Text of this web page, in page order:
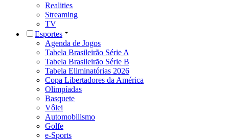
Realities
Streaming
TV
Esportes
Agenda de Jogos
Tabela Brasileirão Série A
Tabela Brasileirão Série B
Tabela Eliminatórias 2026
Copa Libertadores da América
Olimpíadas
Basquete
Vôlei
Automobilismo
Golfe
e-Sports